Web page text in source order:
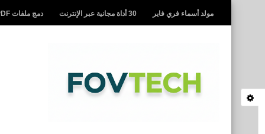
مولد أسماء فري فاير 30 أداة مجانية عبر الإنترنت دمج ملفات PDF